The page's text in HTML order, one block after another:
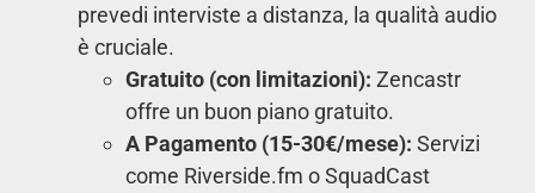
prevedi interviste a distanza, la qualità audio
è cruciale.
Gratuito (con limitazioni): Zencastr
offre un buon piano gratuito.
A Pagamento (15-30€/mese): Servizi
come Riverside.fm o SquadCast